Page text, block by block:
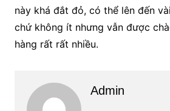
này khá đắt đỏ, có thể lên đến
chứ không ít nhưng vẫn được
hàng rất rất nhiều.
Admin